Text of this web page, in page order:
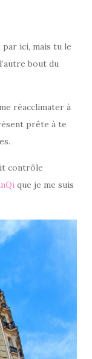
ici, mais tu le
bout du
réacclimater à
prête à te
contrôle
que je me suis